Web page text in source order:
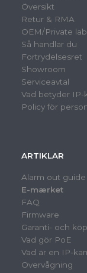
Översikt
Retur & RMA
OEM/Private
Så handlar du
Fortrydelsesret
Showroom
Serviceavtal
Vad betyder IP-
Policy för
ARTIKLAR
Alarm out guide
E-mærket
FAQ
Firmware
Garanti- och
Vad gör PoE
Vad är en IP-
Overvågning